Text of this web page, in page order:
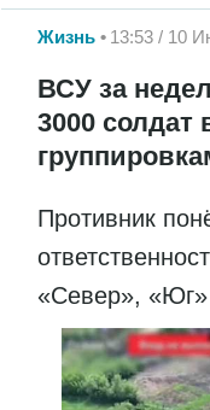
Жизнь 13:53 / 10
ВСУ за
3000 солдат
Противник
«Север»,